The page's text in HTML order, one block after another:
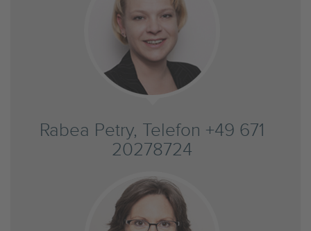
Rabea Petry, Telefon +49 671
20278724